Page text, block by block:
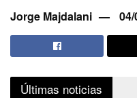
Jorge Majdalani 04/
Últimas noticias